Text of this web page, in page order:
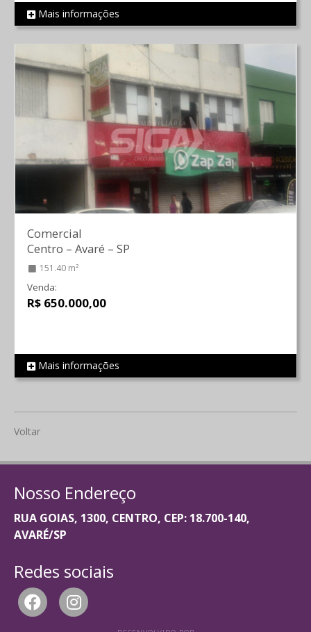
REF 167
Mais informações
REF 1776
Comercial
Centro – Avaré – SP
151.40 m²
Venda:
R$ 650.000,00
Mais informações
Voltar
Nosso Endereço
RUA GOIAS, 1300, CENTRO, CEP: 18.700-140,
AVARÉ/SP
Redes sociais